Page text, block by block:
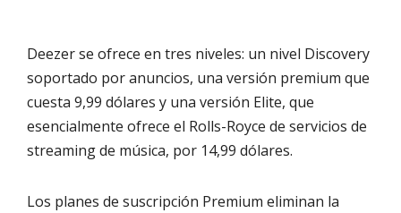
Deezer se ofrece en tres niveles: un nivel Discovery
soportado por anuncios, una versión premium que
cuesta 9,99 dólares y una versión Elite, que
esencialmente ofrece el Rolls-Royce de servicios de
streaming de música, por 14,99 dólares.
Los planes de suscripción Premium eliminan la